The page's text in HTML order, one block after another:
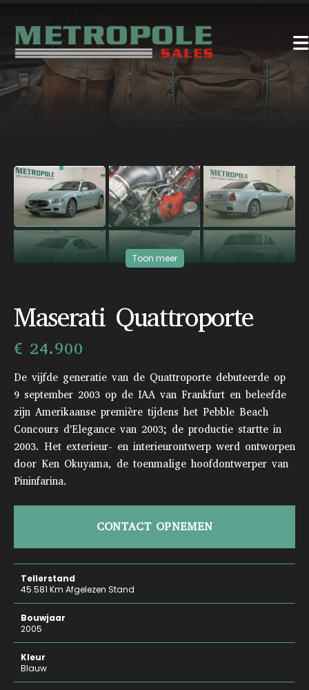
‹ ›
Toon meer
Maserati Quattroporte
€ 24.900
De vijfde generatie van de Quattroporte debuteerde op
9 september 2003 op de IAA van Frankfurt en beleefde
zijn Amerikaanse première tijdens het Pebble Beach
Concours d'Elegance van 2003; de productie startte in
2003. Het exterieur- en interieurontwerp werd ontworpen
door Ken Okuyama, de toenmalige hoofdontwerper van
Pininfarina.
CONTACT OPNEMEN
Tellerstand
45.581 Km Afgelezen Stand
Bouwjaar
2005
Kleur
Blauw